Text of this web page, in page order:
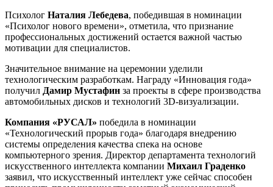
Психолог Наталия Лебедева, победившая в номинации
«Психолог нового времени», отметила, что признание
профессиональных достижений остается важной частью
мотивации для специалистов.
Значительное внимание на церемонии уделили
технологическим разработкам. Награду «Инновация года»
получил Дамир Мустафин за проекты в сфере производства
автомобильных дисков и технологий 3D-визуализации.
Компания «РУСАЛ» победила в номинации
«Технологический прорыв года» благодаря внедрению
системы определения качества спека на основе
компьютерного зрения. Директор департамента технологий
искусственного интеллекта компании Михаил Граденко
заявил, что искусственный интеллект уже сейчас способен